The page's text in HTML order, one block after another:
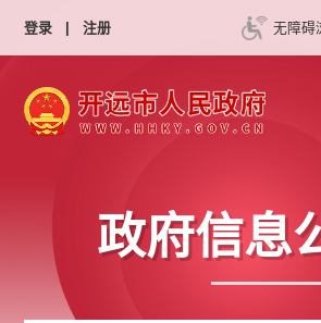
登录 | 注册 无障碍
政府信息